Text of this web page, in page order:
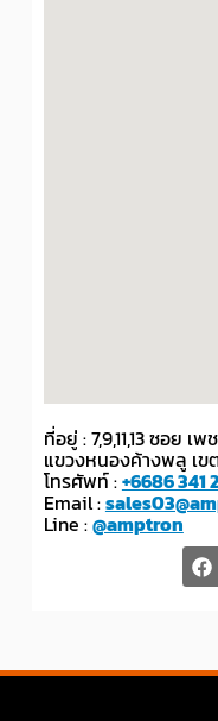
ที่อยู่ : 7,9,11,13 ซอย
แขวงหนองค้างพลู เข
โทรศัพท์ :+6686 341
Email :
Line :@amptron